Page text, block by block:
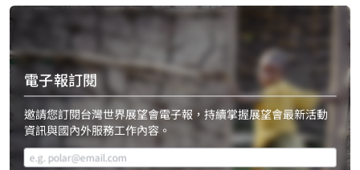
電子報訂閱
邀請您訂閱台灣世界展望會電子報，持續掌握展望會最新活動
資訊與國內外服務工作內容。